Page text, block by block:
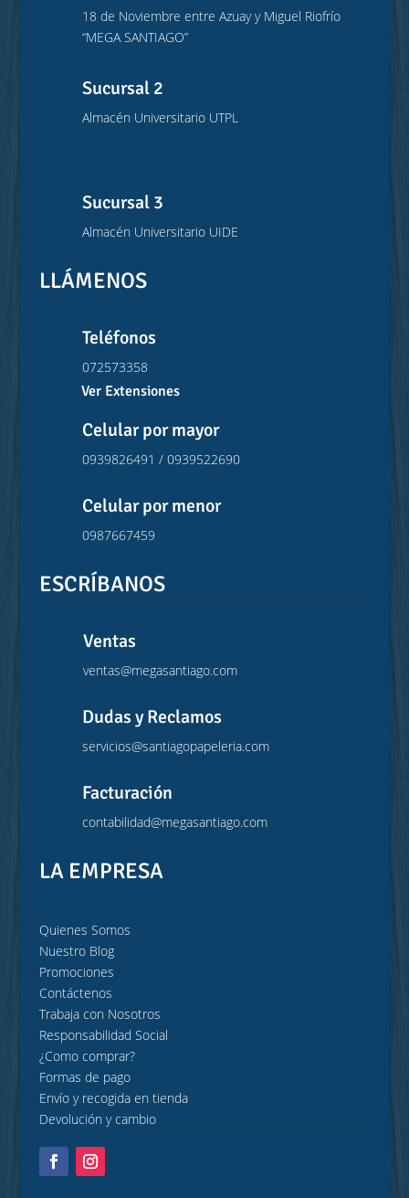
18 de Noviembre entre Azuay y Miguel Riofrío
“MEGA SANTIAGO”
Sucursal 2
Almacén Universitario UTPL
Sucursal 3
Almacén Universitario UIDE
LLÁMENOS
Teléfonos
072573358
Ver Extensiones
Celular por mayor
0939826491 / 0939522690
Celular por menor
0987667459
ESCRÍBANOS
Ventas
ventas@megasantiago.com
Dudas y Reclamos
servicios@santiagopapeleria.com
Facturación
contabilidad@megasantiago.com
LA EMPRESA
Quienes Somos
Nuestro Blog
Promociones
Contáctenos
Trabaja con Nosotros
Responsabilidad Social
¿Como comprar?
Formas de pago
Envío y recogida en tienda
Devolución y cambio